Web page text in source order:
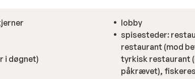
i døgnet)
lobby
spisesteder:
restaurant (mod
tyrkisk restaurant
påkrævet),